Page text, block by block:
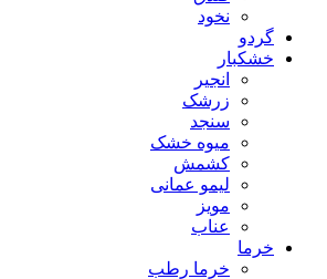
نخود
گردو
خشکبار
انجیر
زرشک
سنجد
میوه خشک
کشمش
لیمو عمانی
مویز
عناب
خرما
خرما رطب